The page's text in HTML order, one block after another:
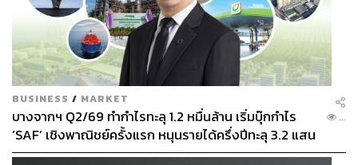
BUSINESS / MARKET
บางจากฯ Q2/69 ทำกำไรทะลุ 1.2 หมื่นล้าน เริ่มบุ๊กกำไร
‘SAF’ เชิงพาณิชย์ครั้งแรก หนุนรายได้ครึ่งปีทะลุ 3.2 แสน
ล้าน
...